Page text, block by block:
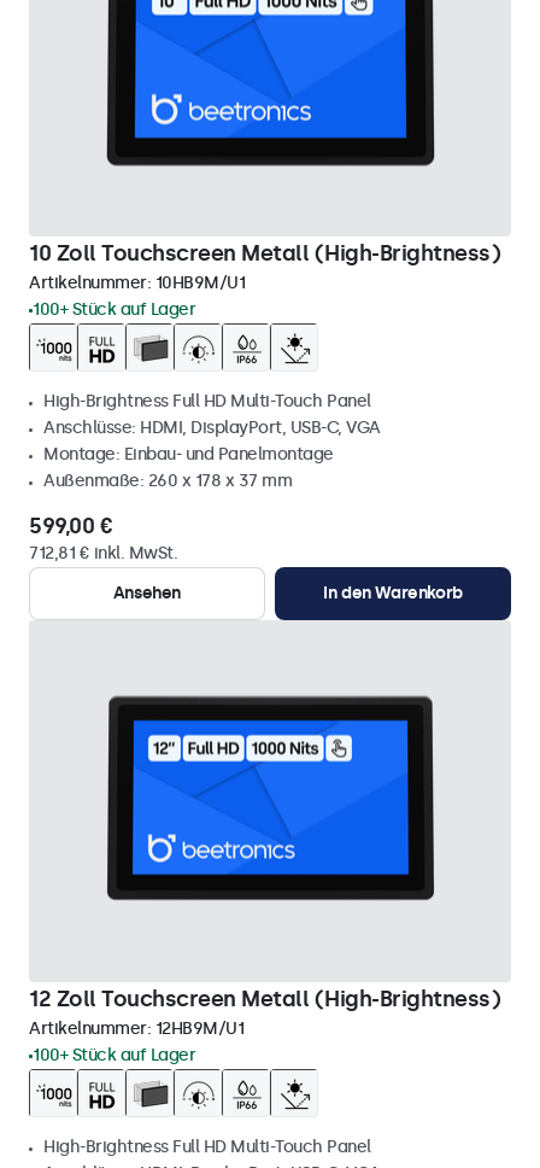
10 Zoll Touchscreen Metall (High-Brightness)
Artikelnummer: 10HB9M/U1
100+ Stück auf Lager
High-Brightness Full HD Multi-Touch Panel
Anschlüsse: HDMI, DisplayPort, USB-C, VGA
Montage: Einbau- und Panelmontage
Außenmaße: 260 x 178 x 37 mm
599,00 €
712,81 € inkl. MwSt.
Ansehen
In den Warenkorb
12 Zoll Touchscreen Metall (High-Brightness)
Artikelnummer: 12HB9M/U1
100+ Stück auf Lager
High-Brightness Full HD Multi-Touch Panel